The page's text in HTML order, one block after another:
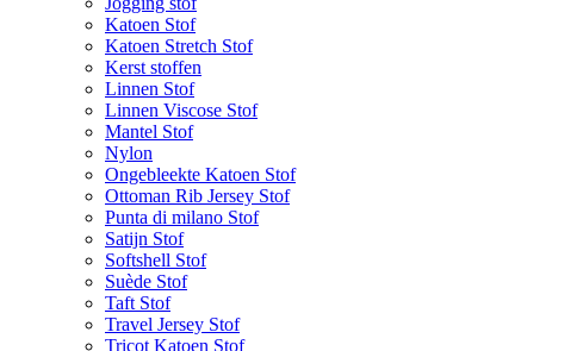
Katoen Stof
Katoen Stretch Stof
Kerst stoffen
Linnen Stof
Linnen Viscose Stof
Mantel Stof
Nylon
Ongebleekte Katoen Stof
Ottoman Rib Jersey Stof
Punta di milano Stof
Satijn Stof
Softshell Stof
Suède Stof
Taft Stof
Travel Jersey Stof
Tricot Katoen Stof